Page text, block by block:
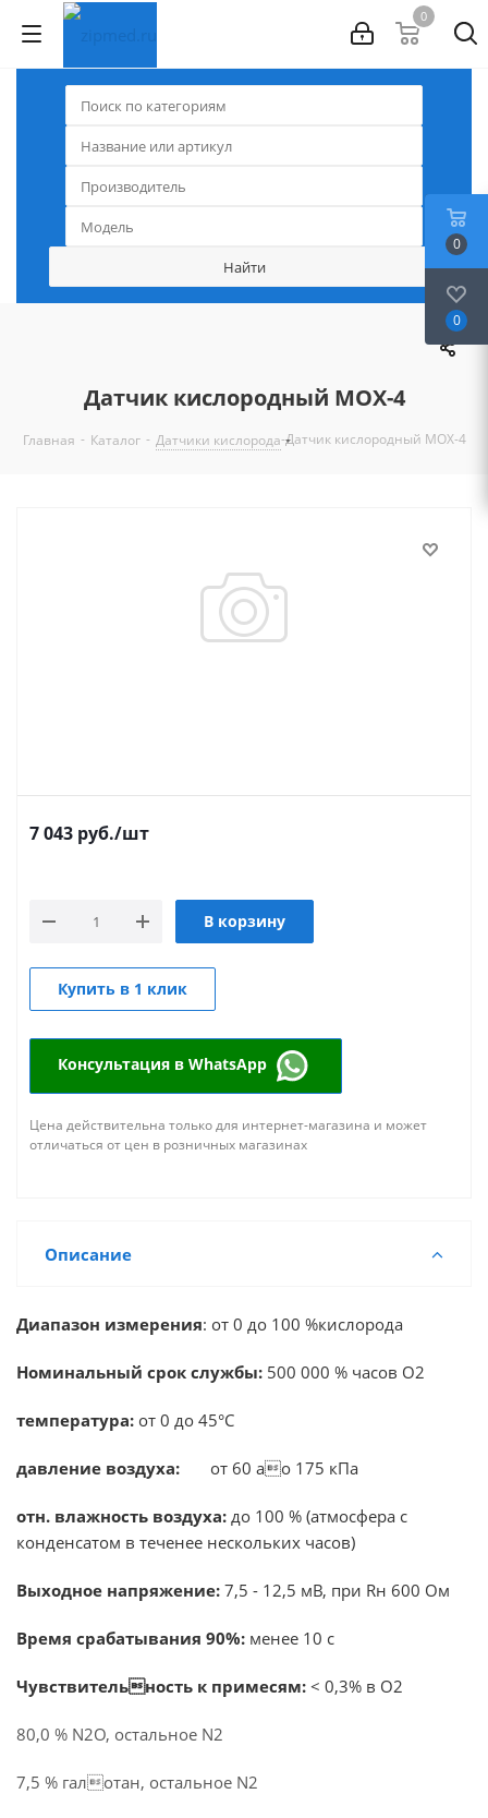
0
Датчик кислородный MOX-4
Главная - Каталог - Датчики кислорода-Датчик кислородный MOX-4
7 043 руб./шт
В корзину
Купить в 1 клик
Консультация в WhatsApp
Цена действительна только для интернет-магазина и может
отличаться от цен в розничных магазинах
Описание
Диапазон измерения: от 0 до 100 %кислорода
Номинальный срок службы: 500 000 % чaсов О2
температура: от 0 до 45°C
давление воздуха: от 60 aо 175 кПа
отн. влaжность воздуха: до 100 % (атмосфера с
конденсатом в теченeе нескольких часов)
Выходное напряжение: 7,5 - 12,5 мВ, при Rн 600 Ом
Время срабатывания 90%: менее 10 с
Чувствительность к примесям: < 0,3% в O2
80,0 % N2O, остальное N2
7,5 % галотан, остальное N2
0
0